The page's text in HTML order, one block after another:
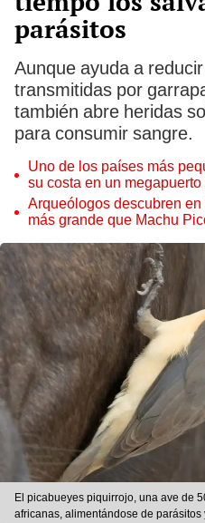
parásitos
Aunque ayuda a
transmitidas por
también abre heridas
para consumir sangre.
Uno de los países más
su costa en un
campos de fútbol
Arqueólogos descubren
más grande que Machu
El picabueyes piquirrojo, una ave de
africanas, alimentándose de